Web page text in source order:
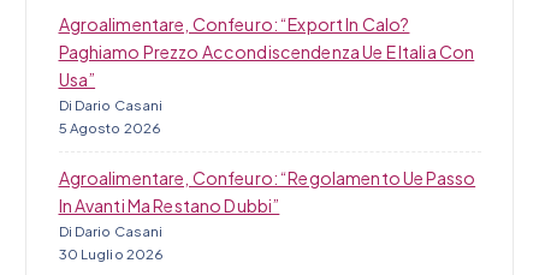
Agroalimentare, Confeuro: “Export In Calo?
Paghiamo Prezzo Accondiscendenza Ue E Italia Con
Usa”
Di Dario Casani
5 Agosto 2026
Agroalimentare, Confeuro: “Regolamento Ue Passo
In Avanti Ma Restano Dubbi”
Di Dario Casani
30 Luglio 2026